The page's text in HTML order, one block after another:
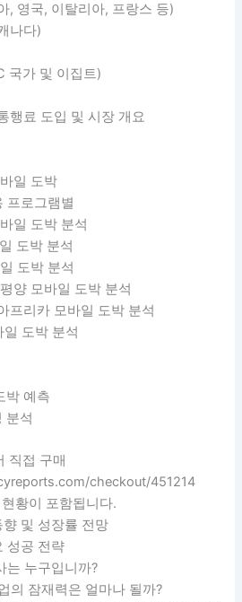
, 영국, 이탈리아, 프랑스 등)
나다)
국가 및 이집트)
행료 도입 및 시장 개요
일 도박
프로그램별
일 도박 분석
도박 분석
도박 분석
양 모바일 도박 분석
프리카 모바일 도박 분석
일 도박 분석
박 예측
분석
직접 구매
checkout/451214
황이 포함됩니다.
및 성장률 전망
성공 전략
는 누구입니까?
의 잠재력은 얼마나 될까?